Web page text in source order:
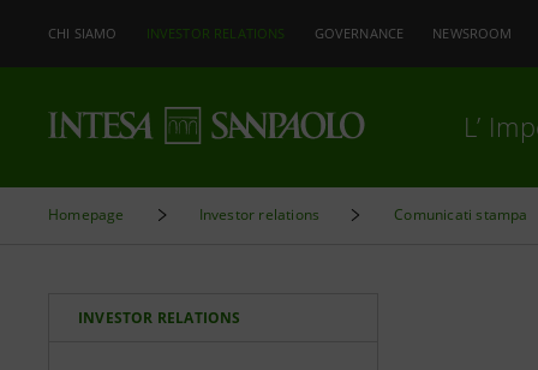
CHI SIAMO INVESTOR RELATIONS GOVERNANCE NEWSROOM
L’
Homepage Investor relations Comunicati stampa
INVESTOR RELATIONS